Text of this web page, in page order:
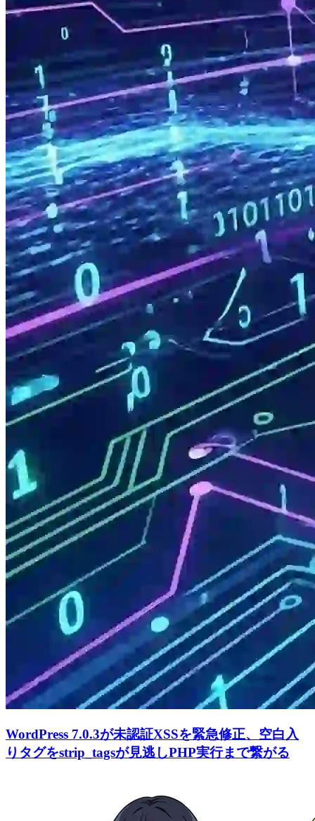
WordPress 7.0.3が未認証XSSを緊急修正、空白入
りタグをstrip_tagsが見逃しPHP実行まで繋がる